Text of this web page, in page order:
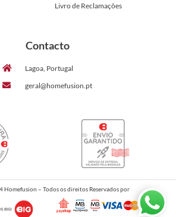
Livro de Reclamações
Contacto
Lagoa, Portugal
geral@homefusion.pt
– Todos os direitos Reservados por